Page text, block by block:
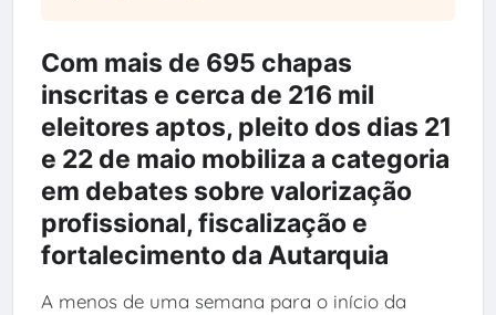
Com mais de 695 chapas
inscritas e cerca de 216 mil
eleitores aptos, pleito dos dias 21
e 22 de maio mobiliza a categoria
em debates sobre valorização
profissional, fiscalização e
fortalecimento da Autarquia
A menos de uma semana para o início da